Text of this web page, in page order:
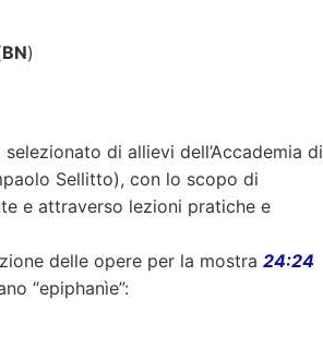
BN)
di allievi dell’Accademia di
Sellitto), con lo scopo di
e attraverso lezioni pratiche e
delle opere per la mostra 24:24
“epiphanìe”: